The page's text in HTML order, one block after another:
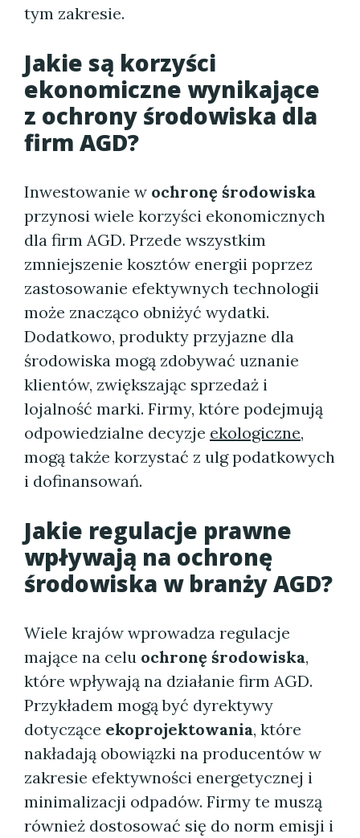
tym zakresie.
Jakie są korzyści
ekonomiczne wynikające
z ochrony środowiska dla
firm AGD?
Inwestowanie w ochronę środowiska
przynosi wiele korzyści ekonomicznych
dla firm AGD. Przede wszystkim
zmniejszenie kosztów energii poprzez
zastosowanie efektywnych technologii
może znacząco obniżyć wydatki.
Dodatkowo, produkty przyjazne dla
środowiska mogą zdobywać uznanie
klientów, zwiększając sprzedaż i
lojalność marki. Firmy, które podejmują
odpowiedzialne decyzje ekologiczne,
mogą także korzystać z ulg podatkowych
i dofinansowań.
Jakie regulacje prawne
wpływają na ochronę
środowiska w branży AGD?
Wiele krajów wprowadza regulacje
mające na celu ochronę środowiska,
które wpływają na działanie firm AGD.
Przykładem mogą być dyrektywy
dotyczące ekoprojektowania, które
nakładają obowiązki na producentów w
zakresie efektywności energetycznej i
minimalizacji odpadów. Firmy te muszą
również dostosować się do norm emisji i